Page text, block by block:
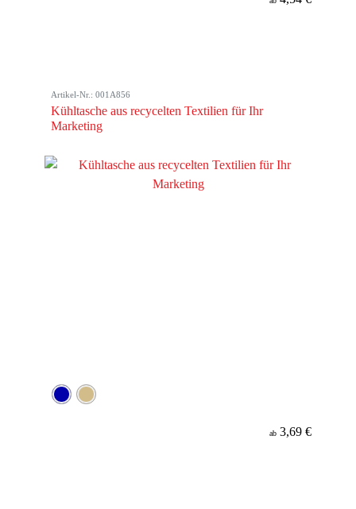
Artikel-Nr.: 001A856
Kühltasche aus recycelten Textilien für Ihr
Marketing
ab 3,69 €